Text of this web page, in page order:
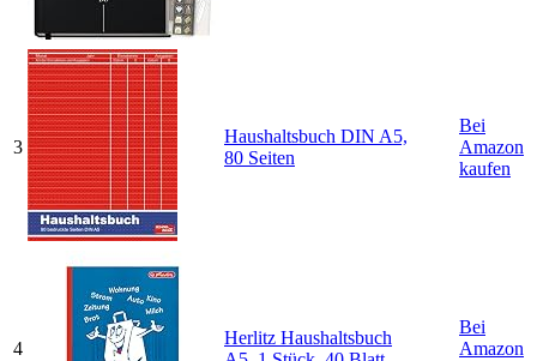
3
Haushaltsbuch DIN A5,
80 Seiten
Bei
Amazon
kaufen
4
Herlitz Haushaltsbuch
Bei
Amazon